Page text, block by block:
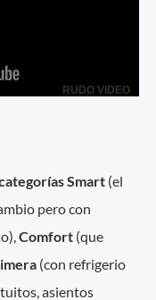
Smart (el
pero con
Comfort (que
(con refrigerio
asientos